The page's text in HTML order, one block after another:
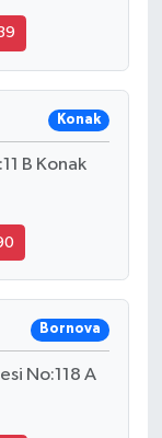
Konak
B Konak
Bornova
No:118 A